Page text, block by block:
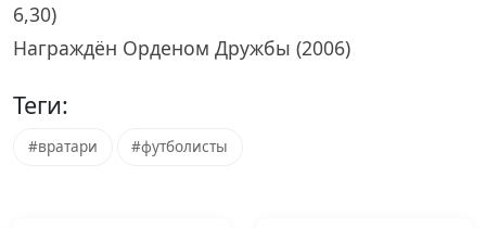
6,30)
Награждён Орденом Дружбы (2006)
Теги:
#вратари #футболисты